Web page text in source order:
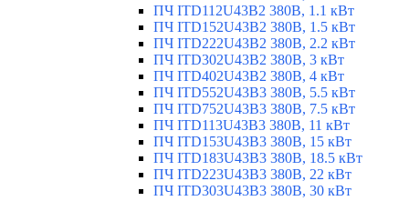
ПЧ ITD112U43B2 380В, 1.1 кВт
ПЧ ITD152U43B2 380В, 1.5 кВт
ПЧ ITD222U43B2 380В, 2.2 кВт
ПЧ ITD302U43B2 380В, 3 кВт
ПЧ ITD402U43B2 380В, 4 кВт
ПЧ ITD552U43B3 380В, 5.5 кВт
ПЧ ITD752U43B3 380В, 7.5 кВт
ПЧ ITD113U43B3 380В, 11 кВт
ПЧ ITD153U43B3 380В, 15 кВт
ПЧ ITD183U43B3 380В, 18.5 кВт
ПЧ ITD223U43B3 380В, 22 кВт
ПЧ ITD303U43B3 380В, 30 кВт